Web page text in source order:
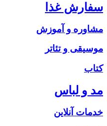
سفارش غذا
مشاوره و آموزش
موسیقی و تئاتر
کتاب
مد و لباس
خدمات آنلاین